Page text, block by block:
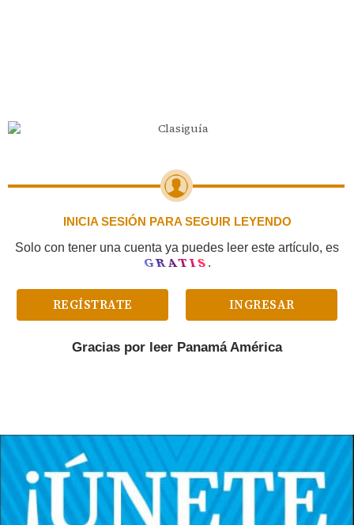
INICIA SESIÓN PARA SEGUIR LEYENDO
Solo con tener una cuenta ya puedes leer este artículo, es
GRATIS .
REGÍSTRATE INGRESAR
Gracias por leer Panamá América